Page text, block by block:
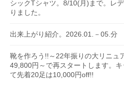
シックTシャツ。8/10(月)まで。レ
りました。
出来上がり紹介。2026.01.－05.分
靴を作ろう!!～22年振りの大リニュ
49,800円～で再スタートします。
て先着20足は10,000円off!!